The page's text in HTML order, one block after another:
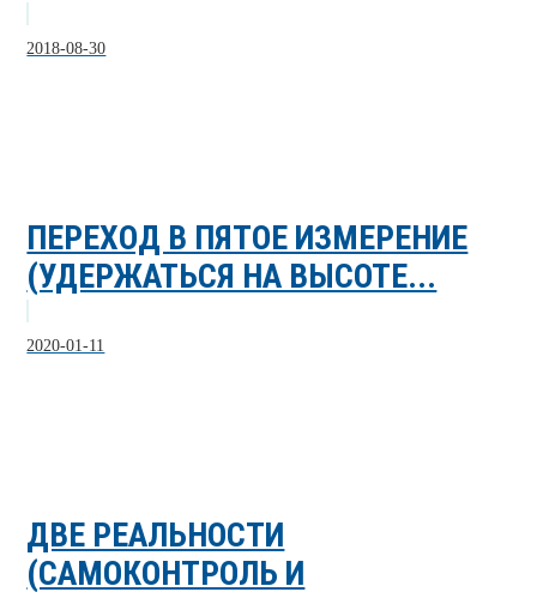
2018-08-30
ПЕРЕХОД В ПЯТОЕ ИЗМЕРЕНИЕ
(УДЕРЖАТЬСЯ НА ВЫСОТЕ...
2020-01-11
ДВЕ РЕАЛЬНОСТИ
(САМОКОНТРОЛЬ И